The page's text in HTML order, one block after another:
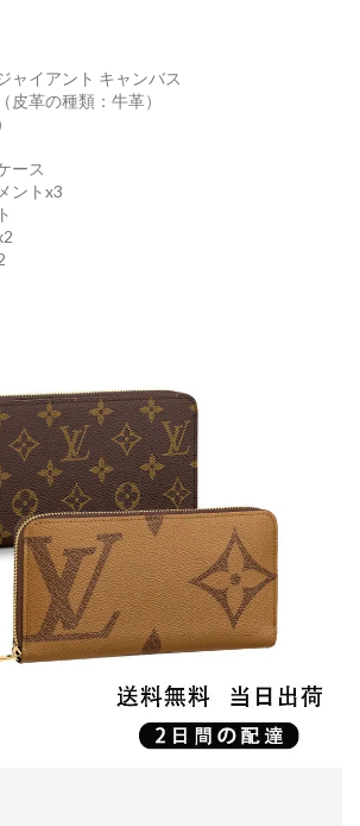
ャイアント キャンバス
皮革の種類：牛革）
ース
ントx3